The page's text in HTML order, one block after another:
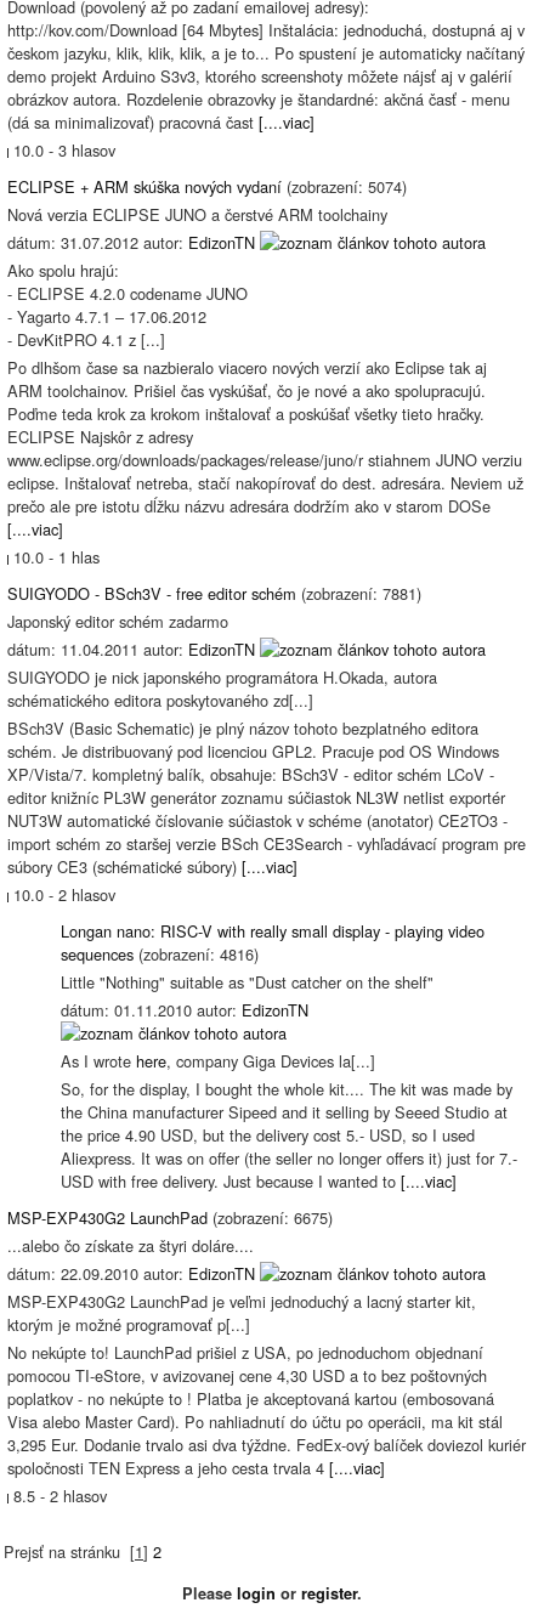
Download (povolený až po zadaní emailovej adresy):
http://kov.com/Download [64 Mbytes] Inštalácia: jednoduchá, dostupná aj v
českom jazyku, klik, klik, klik, a je to... Po spustení je automaticky načítaný
demo projekt Arduino S3v3, ktorého screenshoty môžete nájsť aj v galérií
obrázkov autora. Rozdelenie obrazovky je štandardné: akčná časť - menu
(dá sa minimalizovať) pracovná čast [....viac]
10.0 - 3 hlasov
ECLIPSE + ARM skúška nových vydaní (zobrazení: 5074)
Nová verzia ECLIPSE JUNO a čerstvé ARM toolchainy
dátum: 31.07.2012 autor: EdizonTN
Ako spolu hrajú:
- ECLIPSE 4.2.0 codename JUNO
- Yagarto 4.7.1 – 17.06.2012
- DevKitPRO 4.1 z [...]
Po dlhšom čase sa nazbieralo viacero nových verzií ako Eclipse tak aj
ARM toolchainov. Prišiel čas vyskúšať, čo je nové a ako spolupracujú.
Poďme teda krok za krokom inštalovať a poskúšať všetky tieto hračky.
ECLIPSE Najskôr z adresy
www.eclipse.org/downloads/packages/release/juno/r stiahnem JUNO verziu
eclipse. Inštalovať netreba, stačí nakopírovať do dest. adresára. Neviem už
prečo ale pre istotu dĺžku názvu adresára dodržím ako v starom DOSe
[....viac]
10.0 - 1 hlas
SUIGYODO - BSch3V - free editor schém (zobrazení: 7881)
Japonský editor schém zadarmo
dátum: 11.04.2011 autor: EdizonTN
SUIGYODO je nick japonského programátora H.Okada, autora
schématického editora poskytovaného zd[...]
BSch3V (Basic Schematic) je plný názov tohoto bezplatného editora
schém. Je distribuovaný pod licenciou GPL2. Pracuje pod OS Windows
XP/Vista/7. kompletný balík, obsahuje: BSch3V - editor schém LCoV -
editor knižníc PL3W generátor zoznamu súčiastok NL3W netlist exportér
NUT3W automatické číslovanie súčiastok v schéme (anotator) CE2TO3 -
import schém zo staršej verzie BSch CE3Search - vyhľadávací program pre
súbory CE3 (schématické súbory) [....viac]
10.0 - 2 hlasov
Longan nano: RISC-V with really small display - playing video
sequences (zobrazení: 4816)
Little "Nothing" suitable as "Dust catcher on the shelf"
dátum: 01.11.2010 autor: EdizonTN
As I wrote here, company Giga Devices la[...]
So, for the display, I bought the whole kit.... The kit was made by
the China manufacturer Sipeed and it selling by Seeed Studio at
the price 4.90 USD, but the delivery cost 5.- USD, so I used
Aliexpress. It was on offer (the seller no longer offers it) just for 7.-
USD with free delivery. Just because I wanted to [....viac]
MSP-EXP430G2 LaunchPad (zobrazení: 6675)
...alebo čo získate za štyri doláre....
dátum: 22.09.2010 autor: EdizonTN
MSP-EXP430G2 LaunchPad je veľmi jednoduchý a lacný starter kit,
ktorým je možné programovať p[...]
No nekúpte to! LaunchPad prišiel z USA, po jednoduchom objednaní
pomocou TI-eStore, v avizovanej cene 4,30 USD a to bez poštovných
poplatkov - no nekúpte to ! Platba je akceptovaná kartou (embosovaná
Visa alebo Master Card). Po nahliadnutí do účtu po operácii, ma kit stál
3,295 Eur. Dodanie trvalo asi dva týždne. FedEx-ový balíček doviezol kuriér
spoločnosti TEN Express a jeho cesta trvala 4 [....viac]
8.5 - 2 hlasov
Prejsť na stránku [1] 2
Please login or register.